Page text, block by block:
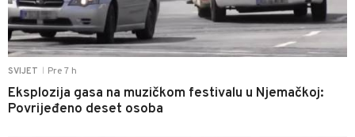
SVIJET Pre 7 h
Eksplozija gasa na muzičkom festivalu u Njemačkoj:
Povrijeđeno deset osoba